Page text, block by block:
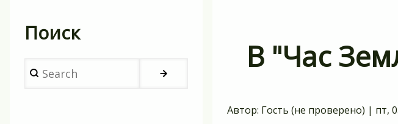
Поиск
Search В "Час
Автор: Гость (не проверено) | пт,